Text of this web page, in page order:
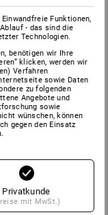
Funktionen,
- das sind die
Technologien.
benötigen wir Ihre
klicken, werden wir
Verfahren
sowie Daten
zu folgenden
Angebote und
sowie
wünschen, können
gegen den Einsatz
Privatkunde
mit MwSt.)